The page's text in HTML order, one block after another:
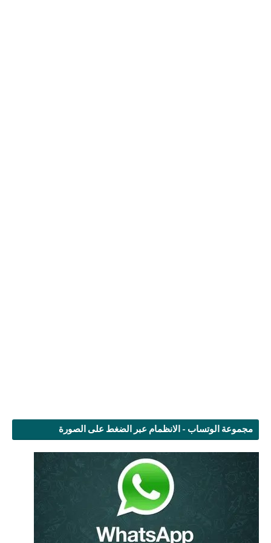
مجموعة الوتساب - الانظمام عبر الضغط على الصورة